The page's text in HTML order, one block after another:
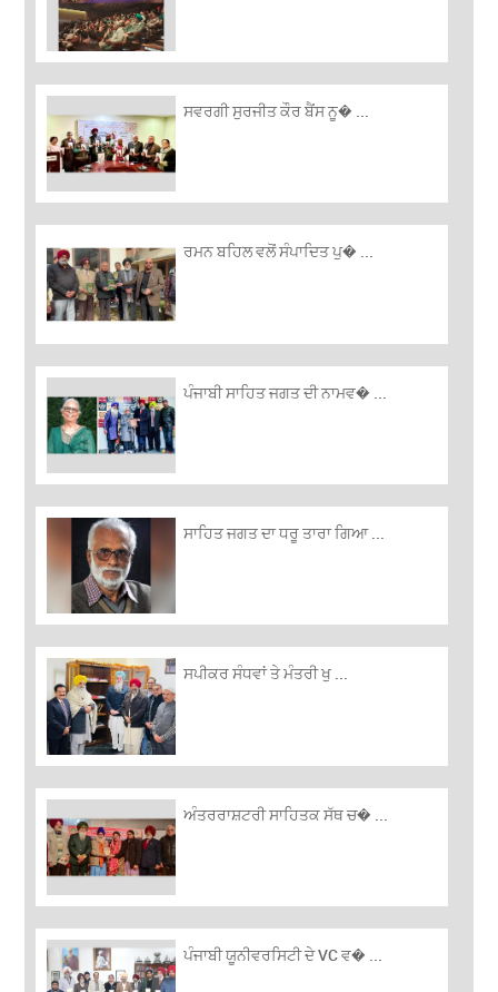
ਸਵਰਗੀ ਸੁਰਜੀਤ ਕੌਰ ਬੈਂਸ ਨੂ� ...
ਰਮਨ ਬਹਿਲ ਵਲੋਂ ਸੰਪਾਦਿਤ ਪੁ� ...
ਪੰਜਾਬੀ ਸਾਹਿਤ ਜਗਤ ਦੀ ਨਾਮਵ� ...
ਸਾਹਿਤ ਜਗਤ ਦਾ ਧਰੂ ਤਾਰਾ ਗਿਆ ...
ਸਪੀਕਰ ਸੰਧਵਾਂ ਤੇ ਮੰਤਰੀ ਖੁ ...
ਅੰਤਰਰਾਸ਼ਟਰੀ ਸਾਹਿਤਕ ਸੱਥ ਚ� ...
ਪੰਜਾਬੀ ਯੂਨੀਵਰਸਿਟੀ ਦੇ VC ਵ� ...